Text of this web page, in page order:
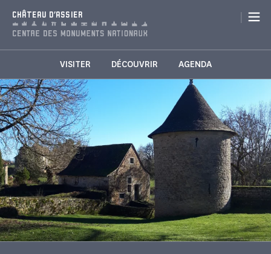
CHÂTEAU D'ASSIER |
VISITER DÉCOUVRIR AGENDA